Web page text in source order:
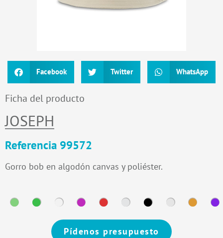
Facebook Twitter WhatsApp
Ficha del producto
JOSEPH
Referencia 99572
Gorro bob en algodón canvas y poliéster.
Pídenos presupuesto